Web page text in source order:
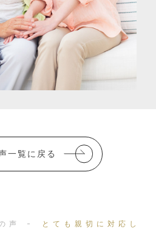
一覧に戻る
声 とても親切に対応して